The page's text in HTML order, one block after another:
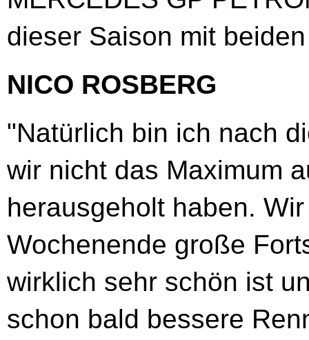
dieser Saison mit
NICO ROSBERG
"Natürlich bin ich nach
wir nicht das Maximum
herausgeholt haben.
Wochenende große
wirklich sehr schön ist
schon bald bessere